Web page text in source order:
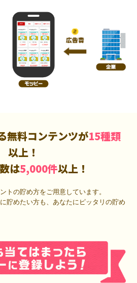
無料コンテンツが15種類
以上！
は5,000件以上！
トの貯め方をご用意しています。
貯めたい方も、あなたにピッタリの貯め